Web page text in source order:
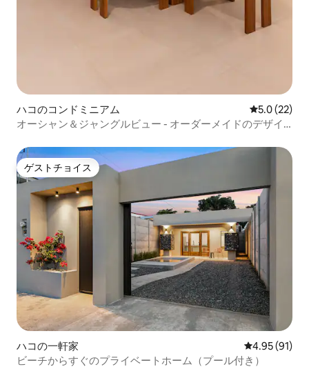
ハコのコンドミニアム レビュー22
5.0 (22)
オーシャン＆ジャングルビュー - オーダーメイドのデザイ
ゲストチョイス
ゲストチョイス
ハコの一軒家 レビュー91
4.95 (91)
ビーチからすぐのプライベートホーム（プール付き）